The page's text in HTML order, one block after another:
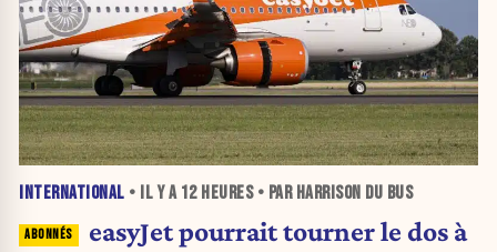
INTERNATIONAL • IL Y A 12 HEURES• PAR HARRISON DU BUS
easyJet pourrait tourner le dos à